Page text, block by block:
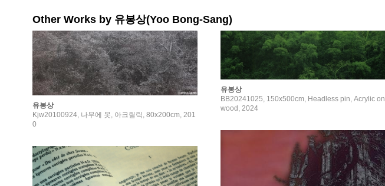
Other Works by 유봉상(Yoo Bong-Sang)
유봉상
Kjw20100924, 나무에 못, 아크릴릭, 80x200cm, 201
0
유봉상
BB20241025, 150x500cm, Headless pin, Acrylic on
wood, 2024